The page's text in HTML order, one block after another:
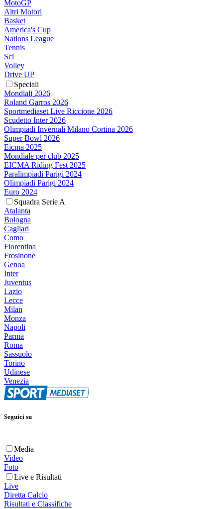
MotoGP
Altri Motori
Basket
America's Cup
Nations League
Tennis
Sci
Volley
Drive UP
Speciali
Mondiali 2026
Roland Garros 2026
Sportmediaset Live Riccione 2026
Scudetto Inter 2026
Olimpiadi Invernali Milano Cortina 2026
Super Bowl 2026
Eicma 2025
Mondiale per club 2025
EICMA Riding Fest 2025
Paralimpiadi Parigi 2024
Olimpiadi Parigi 2024
Euro 2024
Squadra Serie A
Atalanta
Bologna
Cagliari
Como
Fiorentina
Frosinone
Genoa
Inter
Juventus
Lazio
Lecce
Milan
Monza
Napoli
Parma
Roma
Sassuolo
Torino
Udinese
Venezia
Seguici su
Media
Video
Foto
Live e Risultati
Live
Diretta Calcio
Risultati e Classifiche